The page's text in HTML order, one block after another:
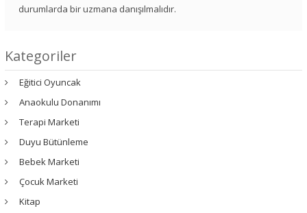
durumlarda bir uzmana danışılmalıdır.
Kategoriler
Eğitici Oyuncak
Anaokulu Donanımı
Terapi Marketi
Duyu Bütünleme
Bebek Marketi
Çocuk Marketi
Kitap